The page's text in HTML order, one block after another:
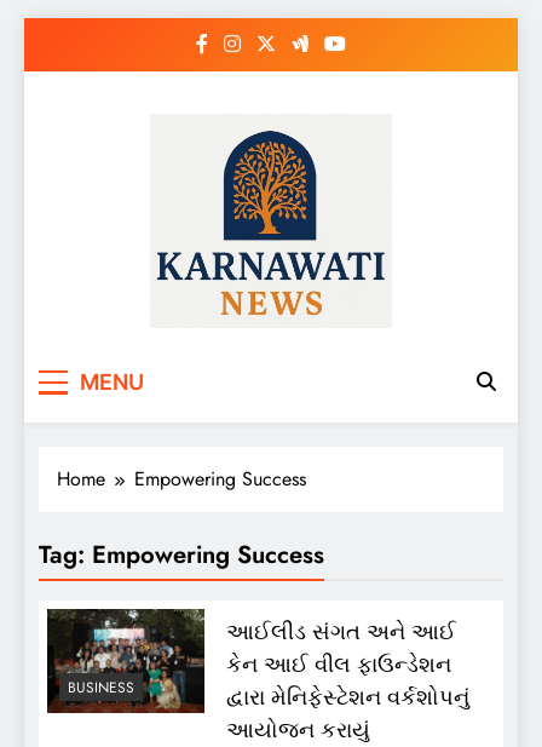
MENU
Home Empowering Success
Tag: Empowering Success
BUSINESS
આઈલીડ સંગત અને આઈ
કેન આઈ વીલ ફાઉન્ડેશન
દ્વારા મેનિફેસ્ટેશન વર્કશોપનું
આયોજન કરાયું